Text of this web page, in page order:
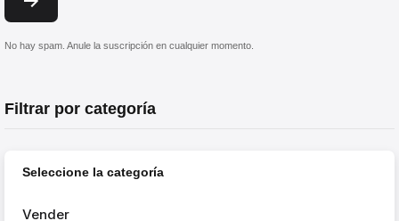
No hay spam. Anule la suscripción en cualquier momento.
Filtrar por categoría
Seleccione la categoría
Vender